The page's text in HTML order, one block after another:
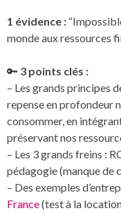
1 évidence :
monde aux ressources
🔑 3 points clés :
– Les grands principes
repense en profondeur
consommer, en
préservant nos
– Les 3 grands freins :
pédagogie (manque de
– Des exemples
France(test à la